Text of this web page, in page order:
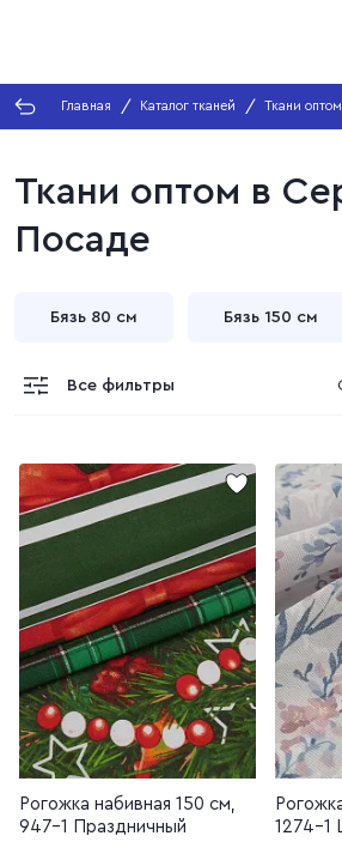
Главная Каталог тканей
Ткани
Сергиевом
Ткани оптом в
Посаде
Бязь 80 см Бязь 150 см
Все фильтры
Рогожка набивная 150 см,
947-1 Праздничный
1274-1